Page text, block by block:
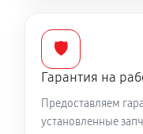
Калибровка
900 руб
🛡️
Гарантия на
Предоставляем
установленные